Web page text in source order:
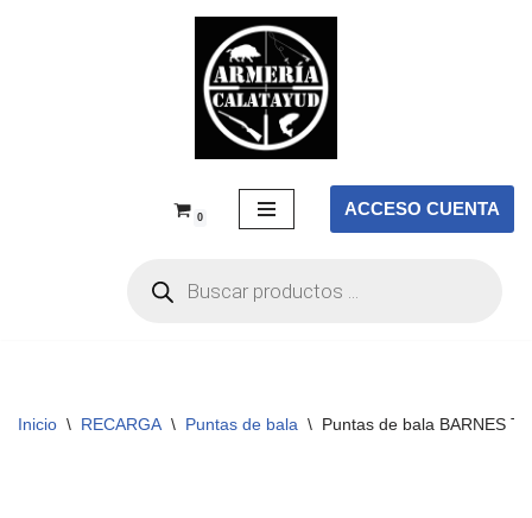
0 ACCESO CUENTA
Inicio \ RECARGA \ Puntas de bala \ Puntas de bala BARNES